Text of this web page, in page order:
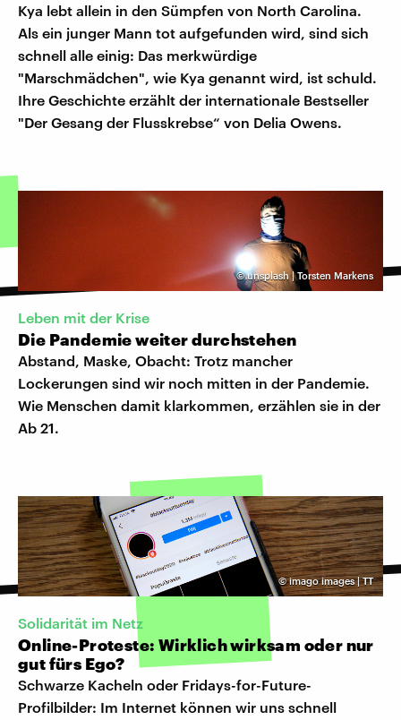
Kya lebt allein in den Sümpfen von North Carolina.
Als ein junger Mann tot aufgefunden wird, sind sich
schnell alle einig: Das merkwürdige
"Marschmädchen", wie Kya genannt wird, ist schuld.
Ihre Geschichte erzählt der internationale Bestseller
"Der Gesang der Flusskrebse“ von Delia Owens.
©unsplash | Torsten Markens
Leben mit der Krise
Die Pandemie weiter durchstehen
Abstand, Maske, Obacht: Trotz mancher
Lockerungen sind wir noch mitten in der Pandemie.
Wie Menschen damit klarkommen, erzählen sie in der
Ab 21.
©imago images | TT
Solidarität im Netz
Online-Proteste: Wirklich wirksam oder nur
gut fürs Ego?
Schwarze Kacheln oder Fridays-for-Future-
Profilbilder: Im Internet können wir uns schnell